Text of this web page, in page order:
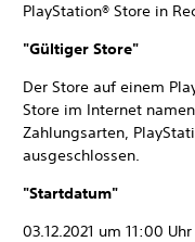
PlayStation® Store in
"Gültiger Store"
Der Store auf einem
Store im Internet
Zahlungsarten,
ausgeschlossen.
"Startdatum"
03.12.2021 um 11:00